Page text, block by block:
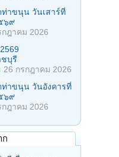
ท่าขนุน วันเสาร์ที่
๖๙
กฎาคม 2026
ชบุรี
26 กรกฎาคม 2026
ท่าขนุน วันอังคารที่
๖๙
กฎาคม 2026
ก